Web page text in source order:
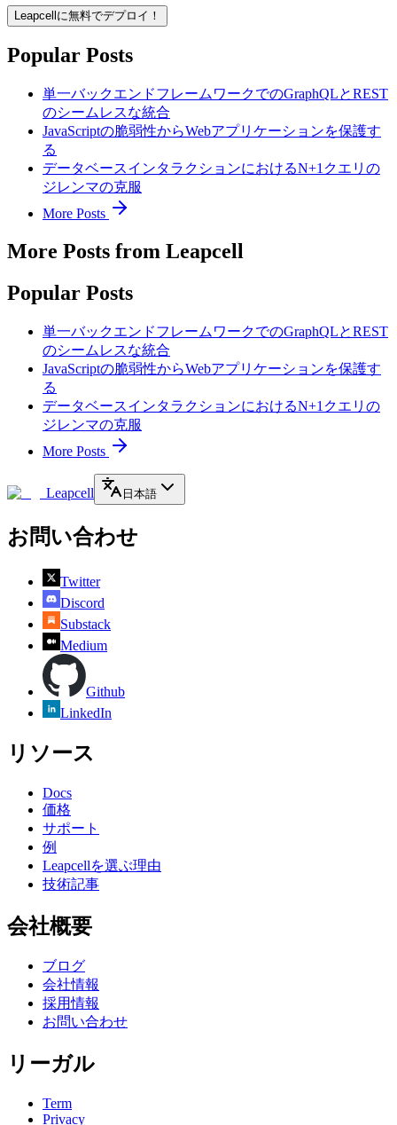
Leapcellに無料でデプロイ！
Popular Posts
単一バックエンドフレームワークでのGraphQLとREST
のシームレスな統合
JavaScriptの脆弱性からWebアプリケーションを保護す
る
データベースインタラクションにおけるN+1クエリの
ジレンマの克服
More Posts
More Posts from Leapcell
Popular Posts
単一バックエンドフレームワークでのGraphQLとREST
のシームレスな統合
JavaScriptの脆弱性からWebアプリケーションを保護す
る
データベースインタラクションにおけるN+1クエリの
ジレンマの克服
More Posts
Leapcell 日本語
お問い合わせ
Twitter
Discord
Substack
Medium
Github
LinkedIn
リソース
Docs
価格
サポート
例
Leapcellを選ぶ理由
技術記事
会社概要
ブログ
会社情報
採用情報
お問い合わせ
リーガル
Term
Privacy